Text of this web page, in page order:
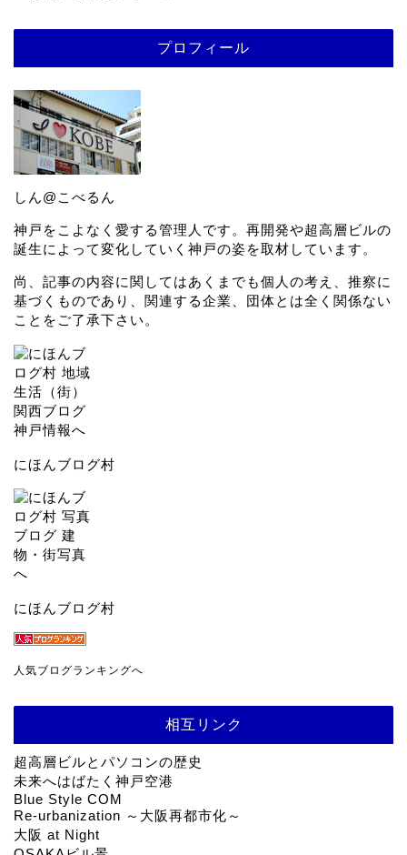
プロフィール
しん@こべるん
神戸をこよなく愛する管理人です。再開発や超高層ビルの
誕生によって変化していく神戸の姿を取材しています。
尚、記事の内容に関してはあくまでも個人の考え、推察に
基づくものであり、関連する企業、団体とは全く関係ない
ことをご了承下さい。
にほんブログ村
にほんブログ村
人気ブログランキングへ
相互リンク
超高層ビルとパソコンの歴史
未来へはばたく神戸空港
Blue Style COM
Re-urbanization ～大阪再都市化～
大阪 at Night